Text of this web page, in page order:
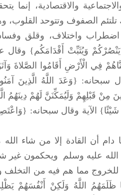
والاقتصادية،
الصفوف وتتوحد القلوب،
واختلاف، وقلق وفساد
يَنْصُرْكُمْ وَيُثَبِّتْ أَقْدَامَكُم}
فِي الْأَرْضِ أَقَامُوا الصَّلاةَ
سبحانه: {وَعَدَ اللَّهُ الَّذِينَ
مِنْ قَبْلِهِمْ وَلَيُمَكِّنَنَّ لَهُمْ دِينَهُمُ
الآية وقال سبحانه:
أن القادة إلا من شاء الله
عليه وسلم ويحكمون غير
مما هم فيه من التخلف
ظَلَمَهُمُ اللَّهُ وَلَكِنْ أَنْفُسَهُمْ